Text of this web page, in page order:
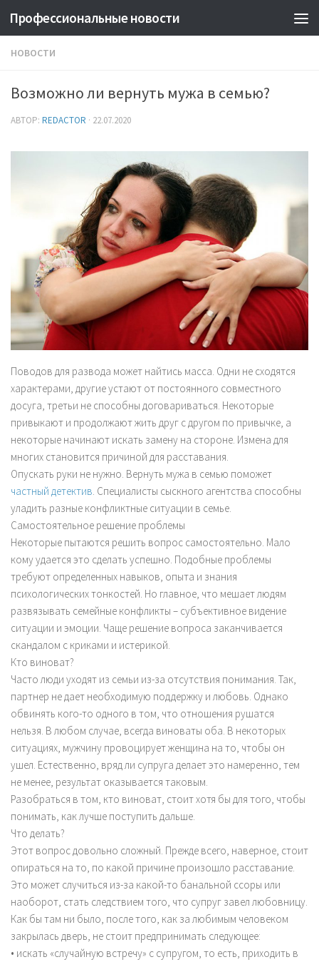
Профессиональные новости
НОВОСТИ
Возможно ли вернуть мужа в семью?
АВТОР: REDACTOR · 22.07.2020
Поводов для развода может найтись масса. Одни не сходятся
характерами, другие устают от постоянного совместного
досуга, третьи не способны договариваться. Некоторые
привыкают и продолжают жить друг с другом по привычке, а
некоторые начинают искать замену на стороне. Измена для
многих становится причиной для расставания.
Опускать руки не нужно. Вернуть мужа в семью поможет
частный детектив . Специалисты сыскного агентства способны
уладить разные конфликтные ситуации в семье.
Самостоятельное решение проблемы
Некоторые пытаются решить вопрос самостоятельно. Мало
кому удается это сделать успешно. Подобные проблемы
требуют определенных навыков, опыта и знания
психологических тонкостей. Но главное, что мешает людям
развязывать семейные конфликты – субъективное видение
ситуации и эмоции. Чаще решение вопроса заканчивается
скандалом с криками и истерикой.
Кто виноват?
Часто люди уходят из семьи из-за отсутствия понимания. Так,
партнер не дает необходимую поддержку и любовь. Однако
обвинять кого-то одного в том, что отношения рушатся
нельзя. В любом случае, всегда виноваты оба. В некоторых
ситуациях, мужчину провоцирует женщина на то, чтобы он
ушел. Естественно, вряд ли супруга делает это намеренно, тем
не менее, результат оказывается таковым.
Разобраться в том, кто виноват, стоит хотя бы для того, чтобы
понимать, как лучше поступить дальше.
Что делать?
Этот вопрос довольно сложный. Прежде всего, наверное, стоит
опираться на то, по какой причине произошло расставание.
Это может случиться из-за какой-то банальной ссоры или
наоборот, стать следствием того, что супруг завел любовницу.
Как бы там ни было, после того, как за любимым человеком
закрылась дверь, не стоит предпринимать следующее:
• искать «случайную встречу» с супругом, то есть, приходить в